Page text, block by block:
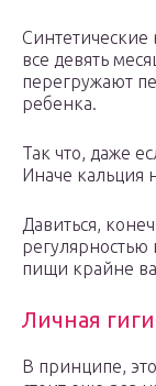
Синтетические
все девять
перегружают
ребенка.
Так что, даже
Иначе кальция
Давиться,
пищи крайне
Личная
В принципе,